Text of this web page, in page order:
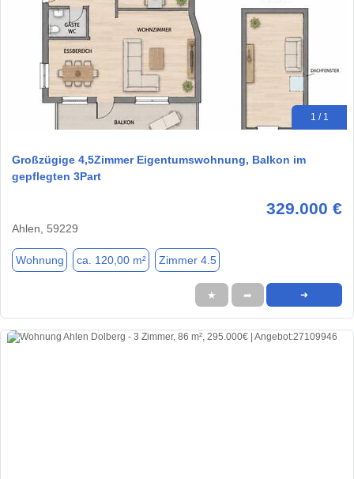
1 / 1
Großzügige 4,5Zimmer Eigentumswohnung, Balkon im
gepflegten 3Part
329.000 €
Ahlen, 59229
Wohnung ca. 120,00 m² Zimmer 4.5
★ ➦ ➜